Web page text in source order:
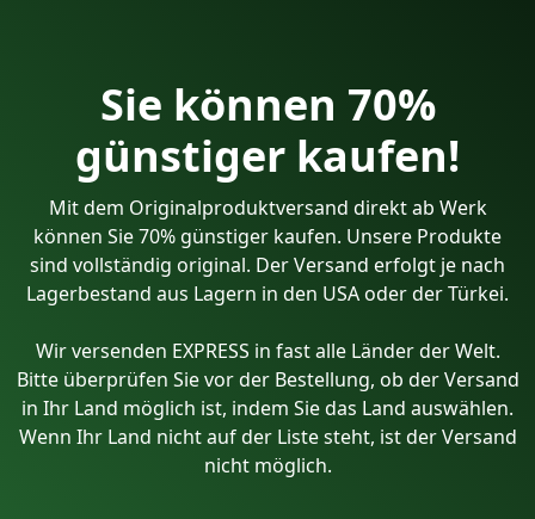
Sie können 70%
günstiger kaufen!
Mit dem Originalproduktversand direkt ab Werk
können Sie 70% günstiger kaufen. Unsere Produkte
sind vollständig original. Der Versand erfolgt je nach
Lagerbestand aus Lagern in den USA oder der Türkei.
Wir versenden EXPRESS in fast alle Länder der Welt.
Bitte überprüfen Sie vor der Bestellung, ob der Versand
in Ihr Land möglich ist, indem Sie das Land auswählen.
Wenn Ihr Land nicht auf der Liste steht, ist der Versand
nicht möglich.